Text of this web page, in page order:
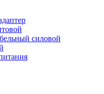
силовой